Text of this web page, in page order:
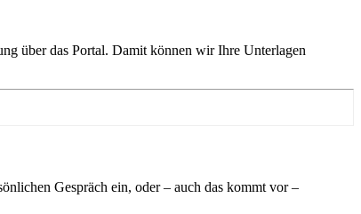
über das Portal. Damit können wir Ihre Unterlagen
Gespräch ein, oder – auch das kommt vor –